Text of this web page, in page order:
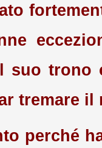
suo trono
tremare il
perché